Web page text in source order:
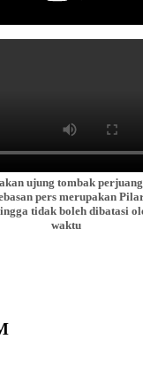
ujung tombak
pers merupakan
tidak boleh dibatasi
waktu